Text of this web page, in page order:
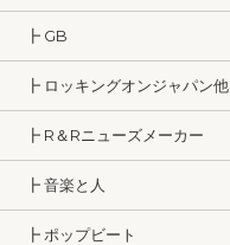
┣ GB
┣ ロッキングオンジャパン他
┣ R＆Rニューズメーカー
┣ 音楽と人
┣ ポップビート